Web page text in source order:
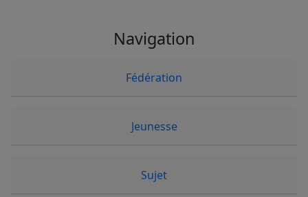
Navigation
Fédération
Jeunesse
Sujet